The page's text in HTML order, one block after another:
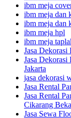
ibm meja
ibm meja dan
ibm meja dan
ibm meja hpl
ibm meja
Jasa
Jasa
Jakarta
jasa dekorasi
Jasa Rental
Jasa Rental
Cikarang
Jasa Sewa